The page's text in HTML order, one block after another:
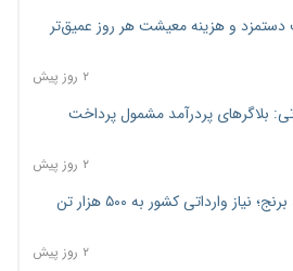
دستمزد و هزینه معیشت هر روز عمیق‌تر
۲ روز پیش
بلاگرهای پردرآمد مشمول پرداخت
۲ روز پیش
پیش‌بینی افزایش تولید برنج؛ نیاز وارداتی کشور به ۵۰۰ هزار تن
۲ روز پیش